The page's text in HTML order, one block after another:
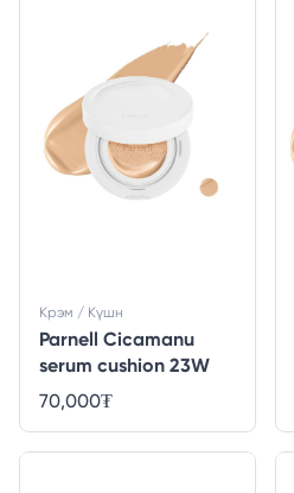
Parnell Cicamanu
serum cushion 23W
Крэм / Күшн
70,000₮